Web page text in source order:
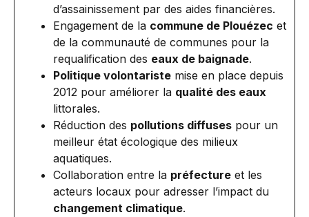
d’assainissement par des aides financières.
Engagement de la commune de Plouézec et
de la communauté de communes pour la
requalification des eaux de baignade.
Politique volontariste mise en place depuis
2012 pour améliorer la qualité des eaux
littorales.
Réduction des pollutions diffuses pour un
meilleur état écologique des milieux
aquatiques.
Collaboration entre la préfecture et les
acteurs locaux pour adresser l’impact du
changement climatique.